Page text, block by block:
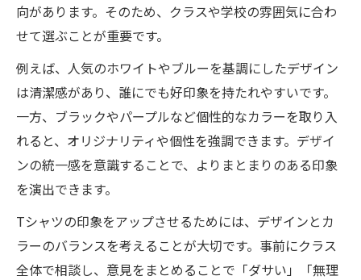
クラスTシャツが嫌いな理由を考える
学校Tシャツが苦手な人の本音を探る
クラスTシャツ反対派の意見とその背景
学校Tシャツがストレスとなる理由とは
嫌われがちな学校Tシャツの特徴は何か
学校Tシャツいらない派の主張から学ぶ
おしゃれな学校Tシャツデザインのコツ
クラスTシャツデザイン選びの失敗例と対策
学校Tシャツに個性を出すプリントの工夫
向があります。そのため、クラスや学校の雰囲気に合わ
せて選ぶことが重要です。
例えば、人気のホワイトやブルーを基調にしたデザイン
は清潔感があり、誰にでも好印象を持たれやすいです。
一方、ブラックやパープルなど個性的なカラーを取り入
れると、オリジナリティや個性を強調できます。デザイ
ンの統一感を意識することで、よりまとまりのある印象
を演出できます。
Tシャツの印象をアップさせるためには、デザインとカ
ラーのバランスを考えることが大切です。事前にクラス
全体で相談し、意見をまとめることで「ダサい」「無理